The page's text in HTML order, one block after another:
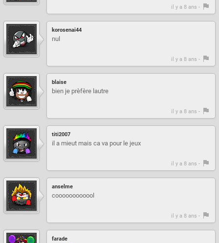
il y a 8 ans -
korosenai44
nul
il y a 8 ans -
blaise
bien je prèfère lautre
il y a 8 ans -
titi2007
il a mieut mais ca va pour le jeux
il y a 8 ans -
anselme
coooooooooool
il y a 8 ans -
farade